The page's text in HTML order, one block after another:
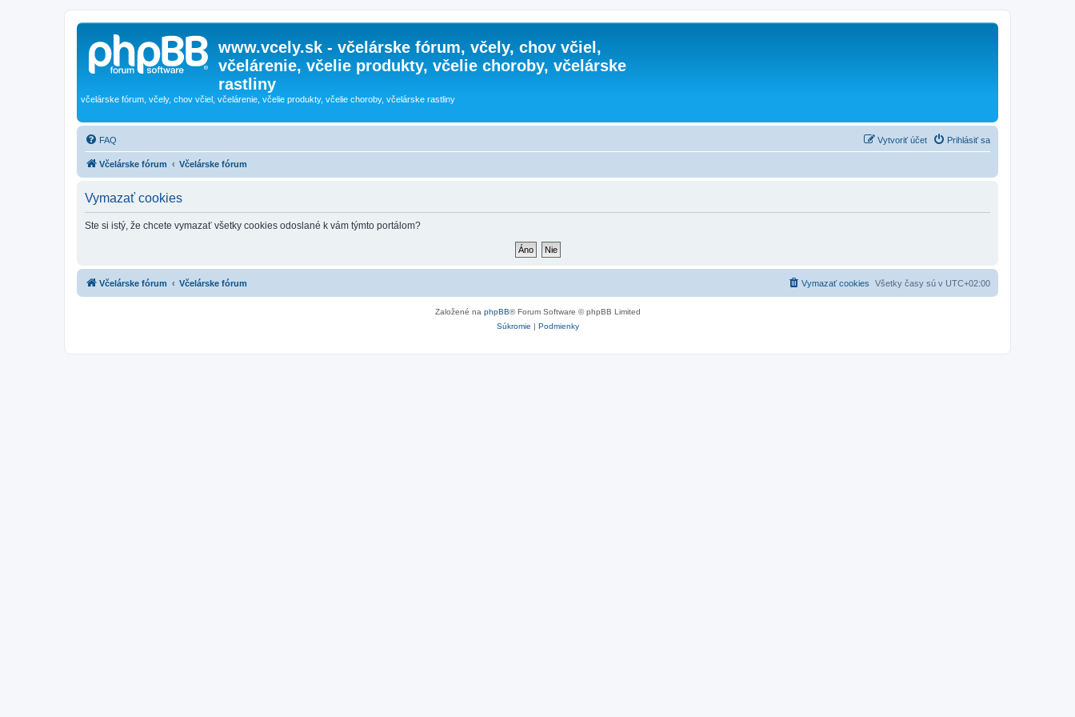
www.vcely.sk - včelárske fórum, včely, chov včiel,
včelárenie, včelie produkty, včelie choroby, včelárske
rastliny
včelárske fórum, včely, chov včiel, včelárenie, včelie produkty, včelie choroby, včelárske rastliny
FAQ Prihlásiť sa
Vytvoriť účet
Včelárske fórum Včelárske fórum
Vymazať cookies
Ste si istý, že chcete vymazať všetky cookies odoslané k vám týmto portálom?
Včelárske fórum Včelárske fórum Všetky časy sú v UTC+02:00
Vymazať cookies
Založené na phpBB® Forum Software © phpBB Limited
Súkromie | Podmienky